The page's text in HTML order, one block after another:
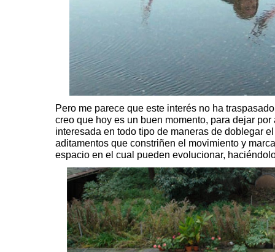
Pero me parece que este interés no ha
creo que hoy es un buen momento, para dejar
interesada en todo tipo de maneras de doblegar
aditamentos que constriñen el movimiento y
espacio en el cual pueden evolucionar,